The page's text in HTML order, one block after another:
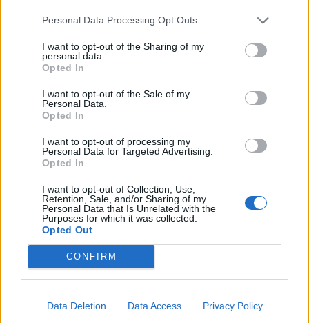
Personal Data Processing Opt Outs
I want to opt-out of the Sharing of my
personal data.
Opted In
I want to opt-out of the Sale of my
Personal Data.
Opted In
I want to opt-out of processing my
Personal Data for Targeted Advertising.
Opted In
I want to opt-out of Collection, Use,
Retention, Sale, and/or Sharing of my
Personal Data that Is Unrelated with the
Purposes for which it was collected.
Opted Out
CONFIRM
Data Deletion Data Access Privacy Policy
Infortunato 0 - 0%
Inutilizzato
Scarica riepilogo
stagionale
Giornata VotoFV Entrato Uscito Bonus/Malus
NAP-GEN
-NAP